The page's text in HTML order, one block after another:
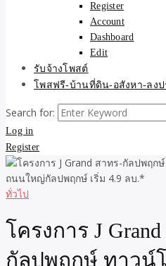
Register
Account
Dashboard
Edit
รับจ้างโพสต์
โพสฟรี-บ้านที่ดิน-อสังหา-ลง
Search for:
Log in
Register
ทั่วไป
โครงการ J
กัลปพฤกษ์ ทาวน์